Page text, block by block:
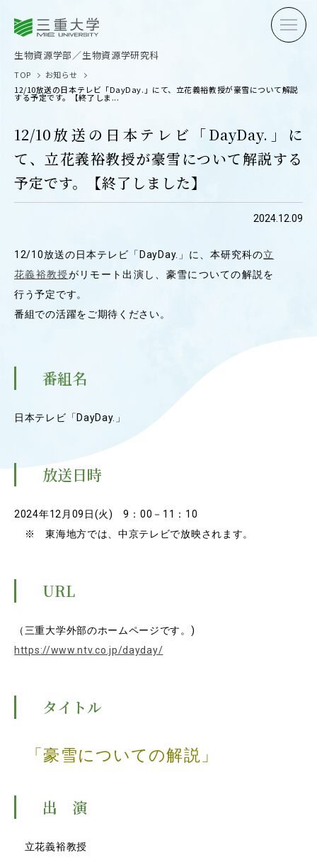
生物資源学部 生物資源学研究科
受験生の方へ 在学生
卒業生の方へ 企業・
オープンキャンパス
OUR OPEN
学問探求セミナー
学部概要
ACADEMICS
RESEARCH
研究
大学生活
TOP
お知らせ
12/10放送の日本テレビ「DayDay.」にて、立花義裕教授が豪雪について解説
する予定です。【終了しま...
12/10放送の日本テレビ「DayDay.」に
て、立花義裕教授が豪雪について解説する
予定です。【終了しました】
2024.12.09
12/10放送の日本テレビ「DayDay.」に、本研究科の立
花義裕教授がリモート出演し、豪雪についての解説を
行う予定です。
番組での活躍をご期待ください。
番組名
日本テレビ「DayDay.」
放送日時
2024年12月09日(火) 9：00－11：10
※ 東海地方では、中京テレビで放映されます。
URL
（三重大学外部のホームページです。)
https://www.ntv.co.jp/dayday/
タイトル
「豪雪についての解説」
出 演
立花義裕教授